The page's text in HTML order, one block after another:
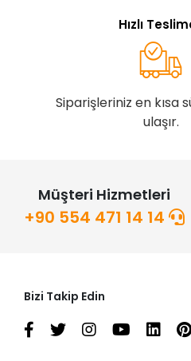
Hızlı
Siparişleriniz en kısa
ulaşır.
Müşteri Hizmetleri
+90 554 471 14 14
Bizi Takip Edin